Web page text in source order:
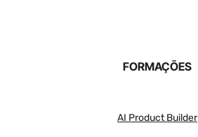
FORMAÇÕES
AI Product Builder